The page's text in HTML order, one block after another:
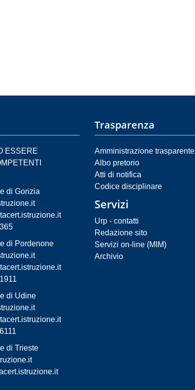
ESSERE
di Gorizia
di Pordenone
di Udine
di Trieste
Trasparenza
Amministrazione trasparente
Albo pretorio
Atti di notifica
Codice disciplinare
Servizi
Urp - contatti
Redazione sito
Servizi on-line (MIM)
Archivio